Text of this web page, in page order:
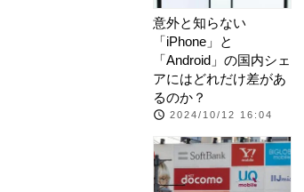
意外と知らない
「iPhone」と
「Android」の国内シェ
アにはどれだけ差があ
るのか？
2024/10/12 16:04